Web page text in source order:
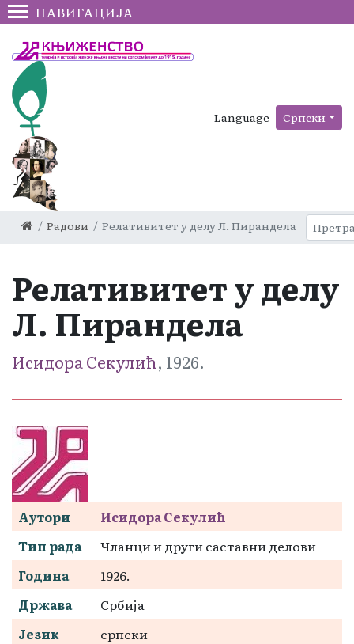
НАВИГАЦИЈА
Language Српски
Радови Релативитет у делу Л. Пирандела
Релативитет у делу
Л. Пирандела
Исидора Секулић, 1926.
Аутори
Исидора Секулић
Тип рада
Чланци и други саставни делови
Година
1926.
Држава
Србија
Језик
српски